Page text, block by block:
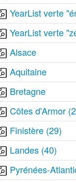
YearList verte
YearList verte
Alsace
Aquitaine
Bretagne
Côtes d'Armor
Finistère (29)
Landes (40)
Pyrénées-